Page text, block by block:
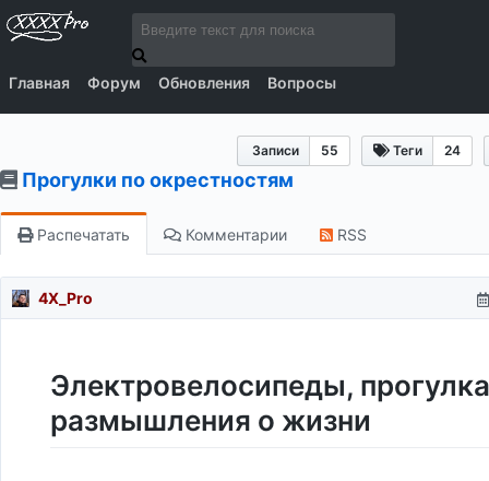
Главная Форум Обновления Вопросы
Записи 55 Теги 24
Прогулки по окрестностям
Распечатать Комментарии RSS
4X_Pro
Электровелосипеды,
размышления о жизни